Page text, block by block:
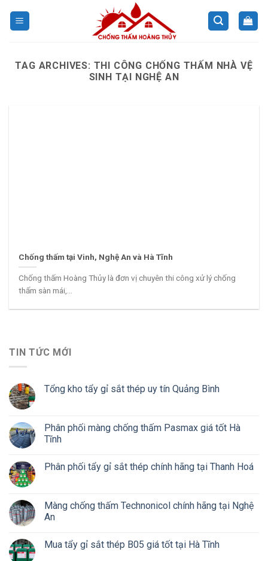
TAG ARCHIVES: THI CÔNG CHỐNG THẤM NHÀ VỆ
SINH TẠI NGHỆ AN
Chống thấm tại Vinh, Nghệ An và Hà Tĩnh
Chống thấm Hoàng Thủy là đơn vị chuyên thi công xử lý chống
thấm sàn mái,...
TIN TỨC MỚI
Tổng kho tẩy gỉ sắt thép uy tín Quảng Bình
Phân phối màng chống thấm Pasmax giá tốt Hà
Tĩnh
Phân phối tẩy gỉ sắt thép chính hãng tại Thanh Hoá
Màng chống thấm Technonicol chính hãng tại Nghệ
An
Mua tẩy gỉ sắt thép B05 giá tốt tại Hà Tĩnh